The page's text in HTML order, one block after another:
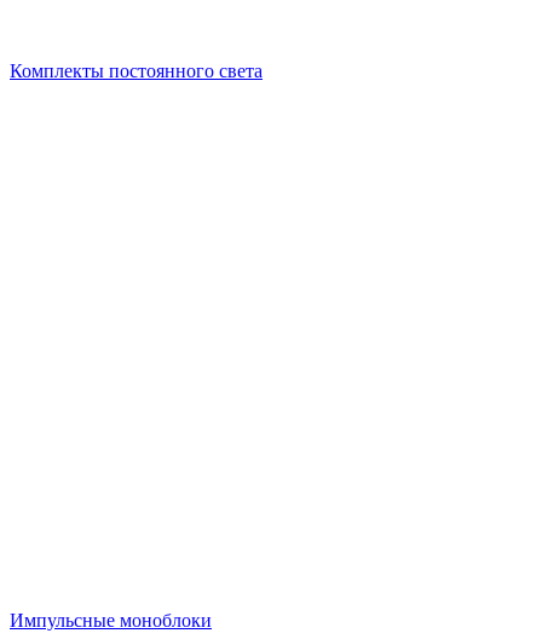
Комплекты постоянного света
Импульсные моноблоки